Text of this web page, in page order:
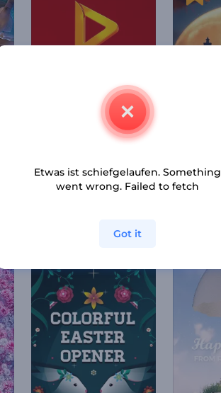
Etwas ist schiefgelaufen. Something
went wrong. Failed to fetch
Got it